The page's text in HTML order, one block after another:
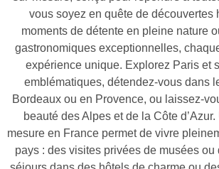
vous soyez en quête de découvertes
moments de détente en pleine nature
gastronomiques exceptionnelles,
expérience unique. Explorez Paris et
emblématiques, détendez-vous dans
Bordeaux ou en Provence, ou laissez-
beauté des Alpes et de la Côte
mesure en France permet de vivre
pays : des visites privées de musées ou